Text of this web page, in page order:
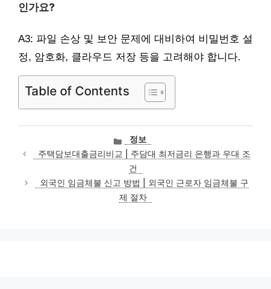
인가요?
A3: 파일 손상 및 보안 문제에 대비하여 비밀번호 설
정, 암호화, 클라우드 저장 등을 고려해야 합니다.
Table of Contents
카
테
고
리
정보
주택담보대출금리비교 | 주담대 최저금리 은행과 우대 조
건
외국인 임금체불 신고 방법 | 외국인 근로자 임금체불 구
제 절차